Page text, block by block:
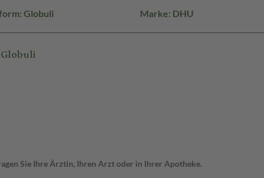
Globuli Marke: DHU
Sie Ihre Ärztin, Ihren Arzt oder in Ihrer Apotheke.